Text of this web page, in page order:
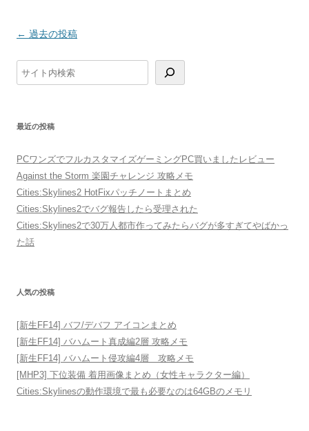
投
ナ
ー
ン
← 過去の投稿
検
索
最近の投稿
PCワンズでフルカスタマイズゲーミングPC買いましたレビュー
Against the Storm 楽園チャレンジ 攻略メモ
Cities:Skylines2 HotFixパッチノートまとめ
Cities:Skylines2でバグ報告したら受理された
Cities:Skylines2で30万人都市作ってみたらバグが多すぎてやばかっ
た話
人気の投稿
[新生FF14] バフ/デバフ アイコンまとめ
[新生FF14] バハムート真成編2層 攻略メモ
[新生FF14] バハムート侵攻編4層 攻略メモ
[MHP3] 下位装備 着用画像まとめ（女性キャラクター編）
Cities:Skylinesの動作環境で最も必要なのは64GBのメモリ